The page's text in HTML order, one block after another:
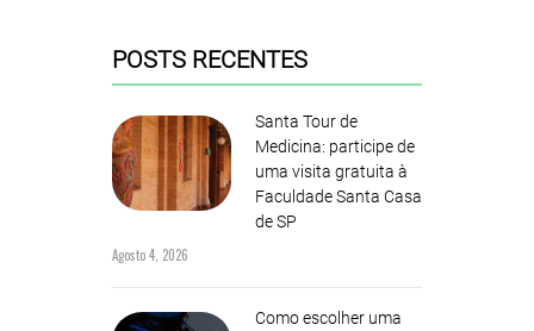
POSTS RECENTES
Santa Tour de
Medicina: participe de
uma visita gratuita à
Faculdade Santa Casa
de SP
Agosto 4, 2026
Como escolher uma